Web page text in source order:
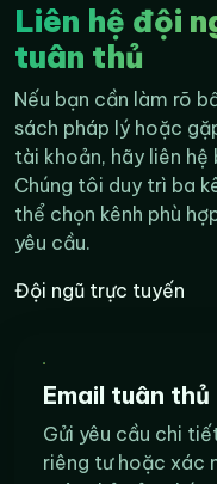
Liên hệ đội
tuân thủ
Nếu bạn cần làm rõ
sách pháp lý hoặc
tài khoản, hãy liên
Chúng tôi duy trì ba
thể chọn kênh phù
yêu cầu.
Đội ngũ trực tuyến
Email tuân thủ
Gửi yêu cầu chi
riêng tư hoặc xác